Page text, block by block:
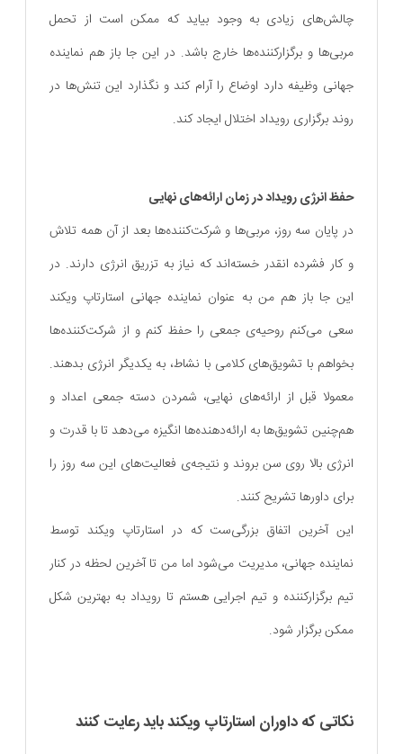
چالش‌های زیادی به وجود بیاید که ممکن است از تحمل
مربی‌ها و برگزارکننده‌ها خارج باشد. در این جا باز هم نماینده
جهانی وظیفه دارد اوضاع را آرام کند و نگذارد این تنش‌ها در
روند برگزاری رویداد اختلال ایجاد کند.
حفظ انرژی رویداد در زمان ارائه‌های نهایی
در پایان سه روز، مربی‌ها و شرکت‌کننده‌ها بعد از آن همه تلاش
و کار فشرده انقدر خسته‌اند که نیاز به تزریق انرژی دارند. در
این جا باز هم من به عنوان نماینده جهانی استارتاپ ویکند
سعی می‌کنم روحیه‌ی جمعی را حفظ کنم و از شرکت‌کننده‌ها
بخواهم با تشویق‌های کلامی با نشاط، به یکدیگر انرژی بدهند.
معمولا قبل از ارائه‌های نهایی، شمردن دسته جمعی اعداد و
هم‌چنین تشویق‌ها به ارائه‌دهنده‌ها انگیزه می‌دهد تا با قدرت و
انرژی بالا روی سن بروند و نتیجه‌ی فعالیت‌های این سه روز را
برای داورها تشریح کنند.
این آخرین اتفاق بزرگی‌ست که در استارتاپ ویکند توسط
نماینده جهانی، مدیریت می‌‌شود اما من تا آخرین لحظه در کنار
تیم برگزارکننده و تیم اجرایی هستم تا رویداد به بهترین شکل
ممکن برگزار شود.
نکاتی که داوران استارتاپ ویکند باید رعایت کنند